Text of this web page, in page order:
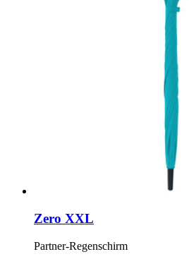
Zero XXL
Partner-Regenschirm